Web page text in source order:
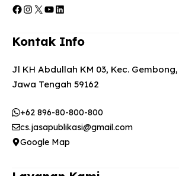
Facebook
Instagram
X YouTube
LinkedIn
Kontak Info
Jl KH Abdullah KM 03, Kec.
Jawa Tengah 59162
+62 896-80-800-800
cs.jasapublikasi@gmail.com
Google Map